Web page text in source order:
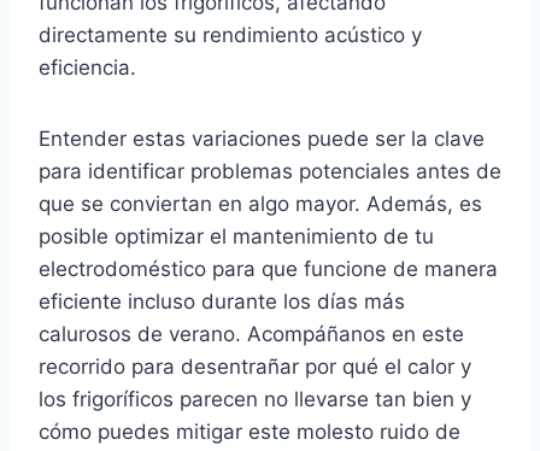
directamente su rendimiento acústico y
eficiencia.
Entender estas variaciones puede ser la clave
para identificar problemas potenciales antes de
que se conviertan en algo mayor. Además, es
posible optimizar el mantenimiento de tu
electrodoméstico para que funcione de manera
eficiente incluso durante los días más
calurosos de verano. Acompáñanos en este
recorrido para desentrañar por qué el calor y
los frigoríficos parecen no llevarse tan bien y
cómo puedes mitigar este molesto ruido de